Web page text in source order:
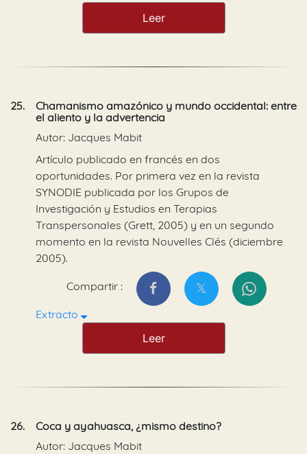
Leer
25.
Chamanismo amazónico y mundo occidental: entre
el aliento y la advertencia
Autor: Jacques Mabit
Artículo publicado en francés en dos
oportunidades. Por primera vez en la revista
SYNODIE publicada por los Grupos de
Investigación y Estudios en Terapias
Transpersonales (Grett, 2005) y en un segundo
momento en la revista Nouvelles Clés (diciembre
2005).
Compartir :
Extracto
Leer
26.
Coca y ayahuasca, ¿mismo destino?
Autor: Jacques Mabit